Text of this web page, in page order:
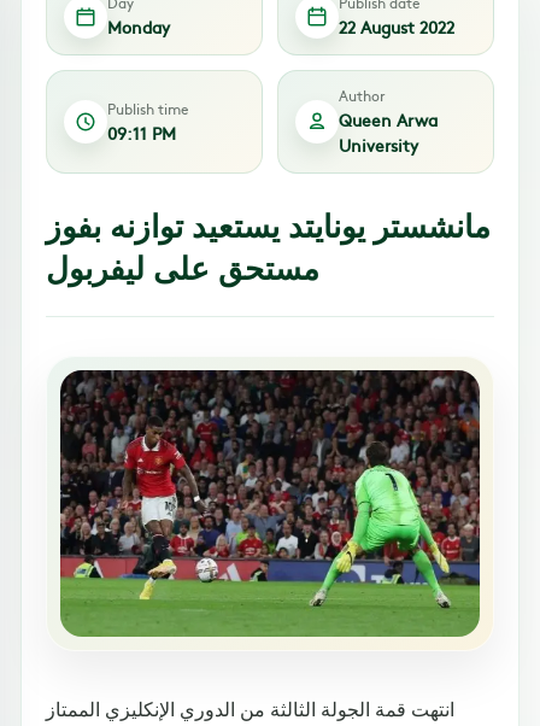
Monday 22 August 2022
Publish time
09:11 PM
Author
Queen Arwa
University
مانشستر يونايتد يستعيد توازنه بفوز
انتهت قمة الجولة الثالثة من الدوري الإنكليزي الممتاز